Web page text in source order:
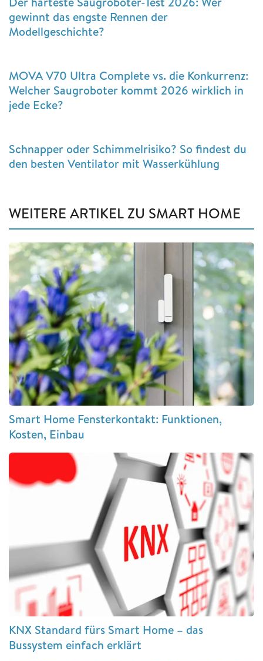
gewinnt das engste Rennen der
Modellgeschichte?
MOVA V70 Ultra Complete vs. die Konkurrenz:
Welcher Saugroboter kommt 2026 wirklich in
jede Ecke?
Schnapper oder Schimmelrisiko? So findest du
den besten Ventilator mit Wasserkühlung
WEITERE ARTIKEL ZU SMART HOME
Smart Home Fensterkontakt: Funktionen,
Kosten, Einbau
KNX Standard fürs Smart Home – das
Bussystem einfach erklärt